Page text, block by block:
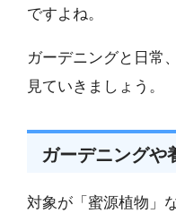
ですよね。
ガーデニングと日常
見ていきましょう。
ガーデニングや
対象が「蜜源植物」